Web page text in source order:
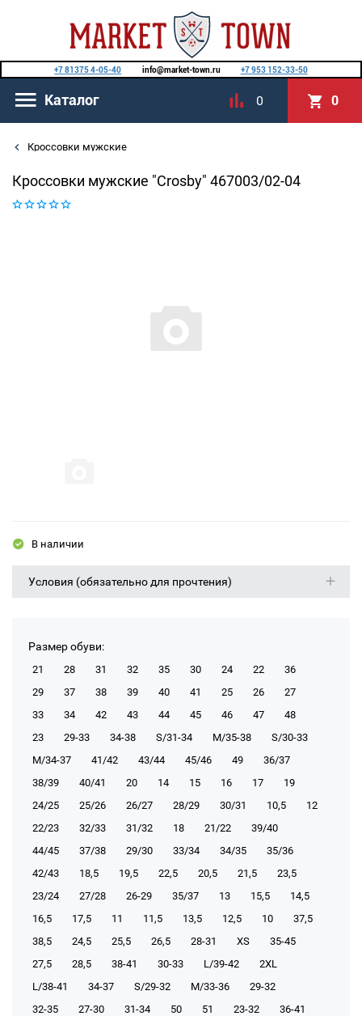
+7 81375 4-05-40 info@market-town.ru +7 953 152-33-50
Каталог 0 0
Кроссовки мужские
Кроссовки мужские "Crosby" 467003/02-04
В наличии
Условия (обязательно для прочтения)
Размер обуви:
21 28 31 32 35 30 24 22
36
29
37 38 39 40 41 25 26
27
33
34 42 43 44 45 46 47
48
23
29-33 34-38 S/31-34 М/35-38
S/30-33
М/34-37
41/42 43/44 45/46 49
36/37
38/39
40/41 20 14 15 16 17
19
24/25
25/26 26/27 28/29 30/31 10,5
12
22/23
32/33 31/32 18 21/22
39/40
44/45
37/38 29/30 33/34 34/35
35/36
42/43
18,5 19,5 22,5 20,5 21,5
23,5
23/24
27/28 26-29 35/37 13 15,5
14,5
16,5
17,5 11 11,5 13,5 12,5 10
37,5
38,5
24,5 25,5 26,5 28-31 XS
35-45
27,5
28,5 38-41 30-33 L/39-42
2XL
L/38-41
34-37 S/29-32 М/33-36
29-32
32-35
27-30 31-34 50 51 23-32
36-41